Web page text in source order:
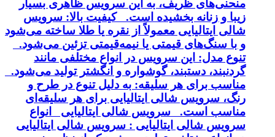
منحنی‌های ظریف، به این سرویس ظاهری بسیار
زیبا و زنانه بخشیده است. کیفیت بالا: سرویس
شالی ایتالیایی معمولاً از نقره یا طلا ساخته می‌شود
و با سنگ‌های قیمتی یا نیمه‌قیمتی تزئین می‌شود.
تنوع مدل: این سرویس در انواع مختلفی مانند
گردنبند، دستبند، گوشواره و انگشتر تولید می‌شود.
مناسب برای هر سلیقه: به دلیل تنوع در طرح و
رنگ، سرویس شالی ایتالیایی برای هر سلیقه‌ای
مناسب است. سرویس شالی ایتالیایی انواع
سرویس شالی ایتالیایی : سرویس شالی ایتالیایی